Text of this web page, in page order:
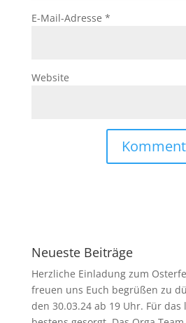
E-Mail-Adresse *
Website
Neueste Beiträge
Herzliche Einladung zum
freuen uns Euch begrüßen zu
den 30.03.24 ab 19 Uhr. Für